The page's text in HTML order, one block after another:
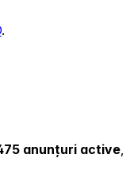
.
anunțuri active